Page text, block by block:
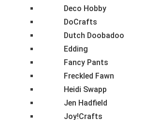
Deco Hobby
DoCrafts
Dutch Doobadoo
Edding
Fancy Pants
Freckled Fawn
Heidi Swapp
Jen Hadfield
Joy!Crafts